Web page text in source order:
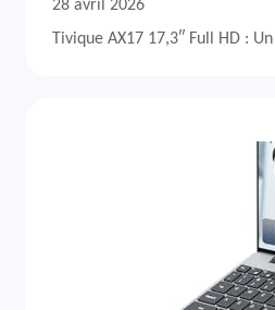
28 avril 2026
Tivique AX17 17,3″ Full HD :